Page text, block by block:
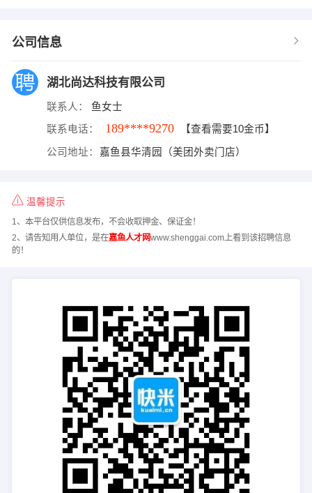
公司信息
湖北尚达科技有限公司
联系人： 鱼女士
联系电话： 189****9270 【查看需要10金币】
公司地址： 嘉鱼县华清园（美团外卖门店）
温馨提示
1、本平台仅供信息发布，不会收取押金、保证金！
2、请告知用人单位，是在嘉鱼人才网www.shenggai.com上看到该招聘信息
的！